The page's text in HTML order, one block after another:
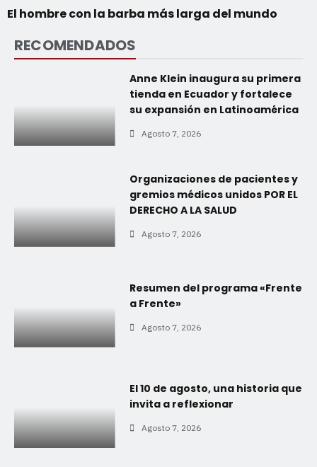
El hombre con la barba más larga del mundo
RECOMENDADOS
Anne Klein inaugura su primera
tienda en Ecuador y fortalece
su expansión en Latinoamérica
Agosto 7, 2026
Organizaciones de pacientes y
gremios médicos unidos POR EL
DERECHO A LA SALUD
Agosto 7, 2026
Resumen del programa «Frente
a Frente»
Agosto 7, 2026
El 10 de agosto, una historia que
invita a reflexionar
Agosto 7, 2026